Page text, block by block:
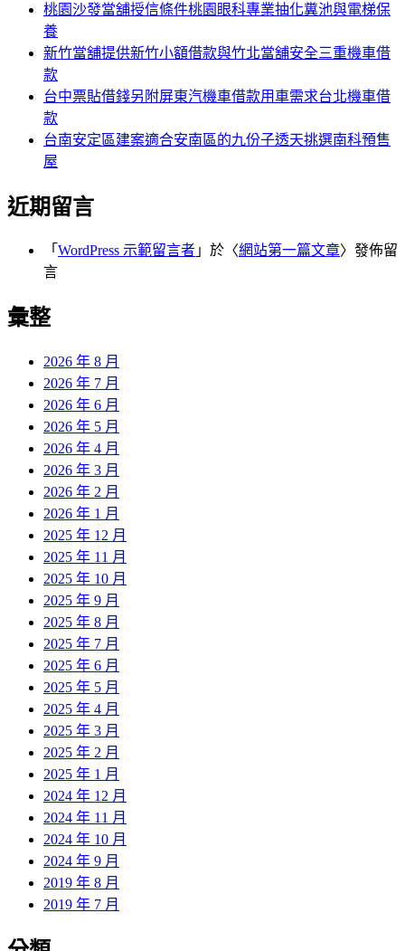
桃園沙發當舖授信條件桃園眼科專業抽化糞池與電梯保
養
新竹當舖提供新竹小額借款與竹北當舖安全三重機車借
款
台中票貼借錢另附屏東汽機車借款用車需求台北機車借
款
台南安定區建案適合安南區的九份子透天挑選南科預售
屋
近期留言
「 WordPress 示範留言者 」於〈網站第一篇文章〉發佈留
言
彙整
2026 年 8 月
2026 年 7 月
2026 年 6 月
2026 年 5 月
2026 年 4 月
2026 年 3 月
2026 年 2 月
2026 年 1 月
2025 年 12 月
2025 年 11 月
2025 年 10 月
2025 年 9 月
2025 年 8 月
2025 年 7 月
2025 年 6 月
2025 年 5 月
2025 年 4 月
2025 年 3 月
2025 年 2 月
2025 年 1 月
2024 年 12 月
2024 年 11 月
2024 年 10 月
2024 年 9 月
2019 年 8 月
2019 年 7 月